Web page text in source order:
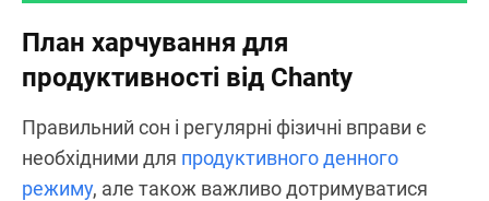
План харчування для
продуктивності від Chanty
Правильний сон і регулярні фізичні вправи є
необхідними для продуктивного денного
режиму, але також важливо дотримуватися